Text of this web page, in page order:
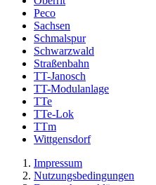
Peco
Sachsen
Schmalspur
Schwarzwald
Straßenbahn
TT-Janosch
TT-Modulanlage
TTe
TTe-Lok
TTm
Wittgensdorf
Impressum
Nutzungsbedingungen